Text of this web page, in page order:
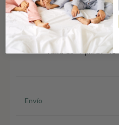
Talla 6 → pie29-32
Talla 8 → pie33-36
Talla 10→ pie37-40
Envío